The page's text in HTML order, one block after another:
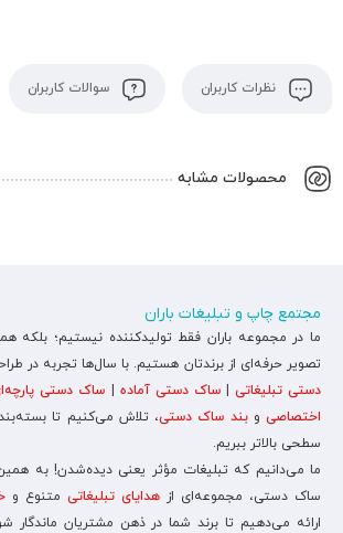
نظرات کاربران سوالات کاربران
محصولات مشابه
مجتمع چاپ و تبلیغات باران
ما در مجموعه باران فقط تولیدکننده نیستیم؛ بلکه
تصویر حرفه‌ای از برندتان هستیم. با سال‌ها تجربه در
دستی تبلیغاتی |ساک دستی آماده | ساک دستی
اختصاصی وبند ساک دستی، تلاش می‌کنیم تا
سطحی بالاتر ببریم.
ما می‌دانیم که تبلیغات مؤثر یعنی دیده‌شدن! به همین
ساک دستی، مجموعه‌ای از هدایای تبلیغاتی متنوع و
ارائه می‌دهیم تا برند شما در ذهن مشتریان ماندگار